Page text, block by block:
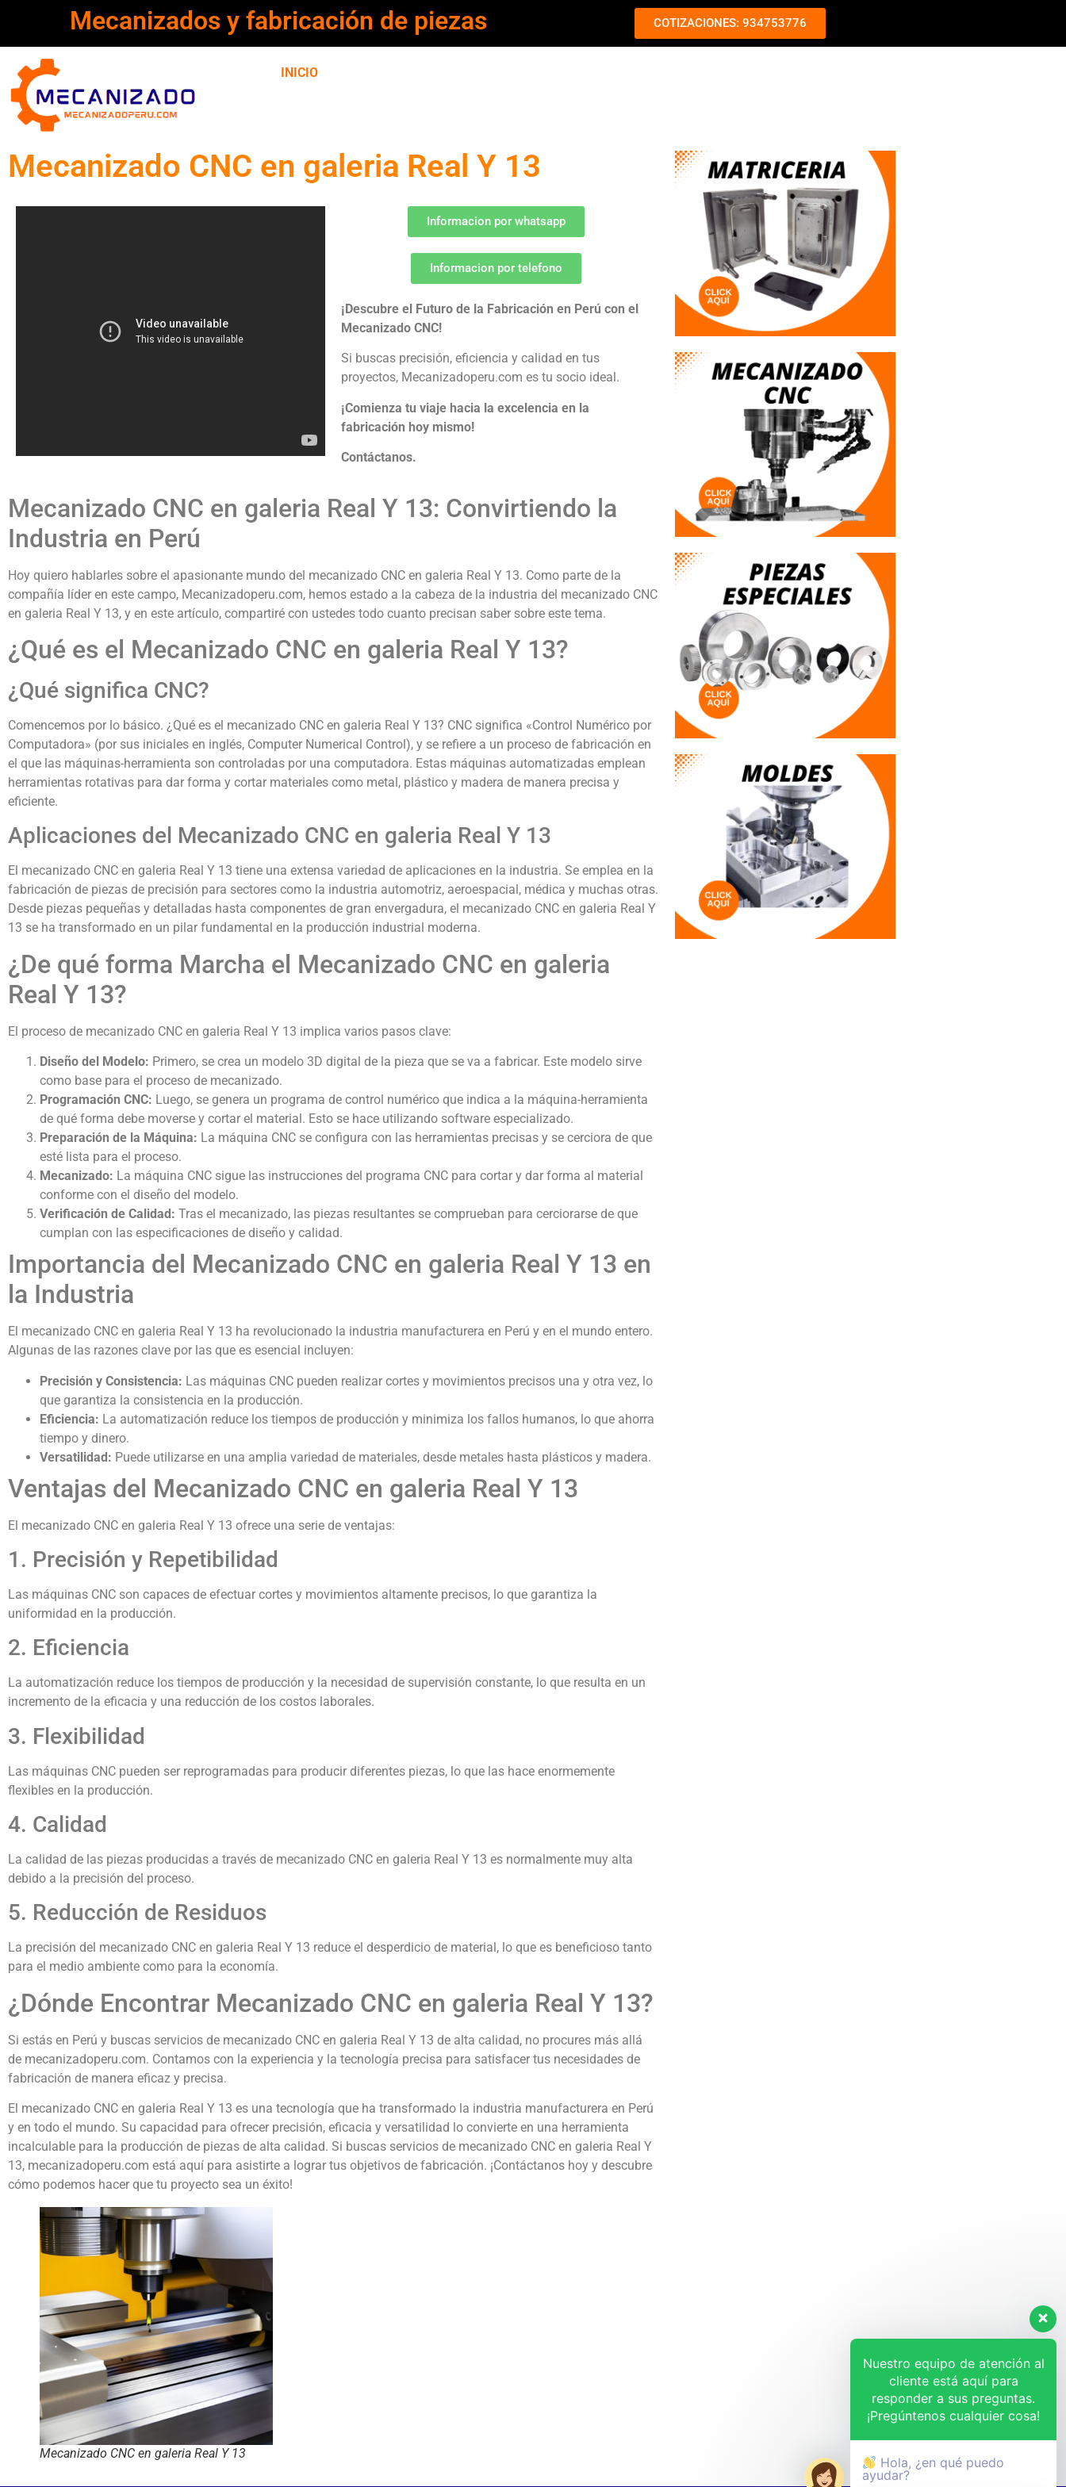
Mecanizados y fabricación de piezas COTIZACIONES: 934753776
INICIO
Mecanizado CNC en galeria Real Y 13
Informacion por whatsapp
Informacion por telefono
¡Descubre el Futuro de la Fabricación en Perú con el
Mecanizado CNC!
Si buscas precisión, eficiencia y calidad en tus
proyectos, Mecanizadoperu.com es tu socio ideal.
¡Comienza tu viaje hacia la excelencia en la
fabricación hoy mismo!
Contáctanos.
Mecanizado CNC en galeria Real Y 13: Convirtiendo la
Industria en Perú
Hoy quiero hablarles sobre el apasionante mundo del mecanizado CNC en galeria Real Y 13. Como parte de la
compañía líder en este campo, Mecanizadoperu.com, hemos estado a la cabeza de la industria del mecanizado CNC
en galeria Real Y 13, y en este artículo, compartiré con ustedes todo cuanto precisan saber sobre este tema.
¿Qué es el Mecanizado CNC en galeria Real Y 13?
¿Qué significa CNC?
Comencemos por lo básico. ¿Qué es el mecanizado CNC en galeria Real Y 13? CNC significa «Control Numérico por
Computadora» (por sus iniciales en inglés, Computer Numerical Control), y se refiere a un proceso de fabricación en
el que las máquinas-herramienta son controladas por una computadora. Estas máquinas automatizadas emplean
herramientas rotativas para dar forma y cortar materiales como metal, plástico y madera de manera precisa y
eficiente.
Aplicaciones del Mecanizado CNC en galeria Real Y 13
El mecanizado CNC en galeria Real Y 13 tiene una extensa variedad de aplicaciones en la industria. Se emplea en la
fabricación de piezas de precisión para sectores como la industria automotriz, aeroespacial, médica y muchas otras.
Desde piezas pequeñas y detalladas hasta componentes de gran envergadura, el mecanizado CNC en galeria Real Y
13 se ha transformado en un pilar fundamental en la producción industrial moderna.
¿De qué forma Marcha el Mecanizado CNC en galeria
Real Y 13?
El proceso de mecanizado CNC en galeria Real Y 13 implica varios pasos clave:
Diseño del Modelo: Primero, se crea un modelo 3D digital de la pieza que se va a fabricar. Este modelo sirve
como base para el proceso de mecanizado.
Programación CNC: Luego, se genera un programa de control numérico que indica a la máquina-herramienta
de qué forma debe moverse y cortar el material. Esto se hace utilizando software especializado.
Preparación de la Máquina: La máquina CNC se configura con las herramientas precisas y se cerciora de que
esté lista para el proceso.
Mecanizado: La máquina CNC sigue las instrucciones del programa CNC para cortar y dar forma al material
conforme con el diseño del modelo.
Verificación de Calidad: Tras el mecanizado, las piezas resultantes se comprueban para cerciorarse de que
cumplan con las especificaciones de diseño y calidad.
Importancia del Mecanizado CNC en galeria Real Y 13 en
la Industria
El mecanizado CNC en galeria Real Y 13 ha revolucionado la industria manufacturera en Perú y en el mundo entero.
Algunas de las razones clave por las que es esencial incluyen:
Precisión y Consistencia: Las máquinas CNC pueden realizar cortes y movimientos precisos una y otra vez, lo
que garantiza la consistencia en la producción.
Eficiencia: La automatización reduce los tiempos de producción y minimiza los fallos humanos, lo que ahorra
tiempo y dinero.
Versatilidad: Puede utilizarse en una amplia variedad de materiales, desde metales hasta plásticos y madera.
Ventajas del Mecanizado CNC en galeria Real Y 13
El mecanizado CNC en galeria Real Y 13 ofrece una serie de ventajas:
1. Precisión y Repetibilidad
Las máquinas CNC son capaces de efectuar cortes y movimientos altamente precisos, lo que garantiza la
uniformidad en la producción.
2. Eficiencia
La automatización reduce los tiempos de producción y la necesidad de supervisión constante, lo que resulta en un
incremento de la eficacia y una reducción de los costos laborales.
3. Flexibilidad
Las máquinas CNC pueden ser reprogramadas para producir diferentes piezas, lo que las hace enormemente
flexibles en la producción.
4. Calidad
La calidad de las piezas producidas a través de mecanizado CNC en galeria Real Y 13 es normalmente muy alta
debido a la precisión del proceso.
5. Reducción de Residuos
La precisión del mecanizado CNC en galeria Real Y 13 reduce el desperdicio de material, lo que es beneficioso tanto
para el medio ambiente como para la economía.
¿Dónde Encontrar Mecanizado CNC en galeria Real Y 13?
Si estás en Perú y buscas servicios de mecanizado CNC en galeria Real Y 13 de alta calidad, no procures más allá
de mecanizadoperu.com. Contamos con la experiencia y la tecnología precisa para satisfacer tus necesidades de
fabricación de manera eficaz y precisa.
El mecanizado CNC en galeria Real Y 13 es una tecnología que ha transformado la industria manufacturera en Perú
y en todo el mundo. Su capacidad para ofrecer precisión, eficacia y versatilidad lo convierte en una herramienta
incalculable para la producción de piezas de alta calidad. Si buscas servicios de mecanizado CNC en galeria Real Y
13, mecanizadoperu.com está aquí para asistirte a lograr tus objetivos de fabricación. ¡Contáctanos hoy y descubre
cómo podemos hacer que tu proyecto sea un éxito!
Mecanizado CNC en galeria Real Y 13
Nuestro equipo de atención al
cliente está aquí para
responder a sus preguntas.
¡Pregúntenos cualquier cosa!
Hola, ¿en qué puedo
ayudar?